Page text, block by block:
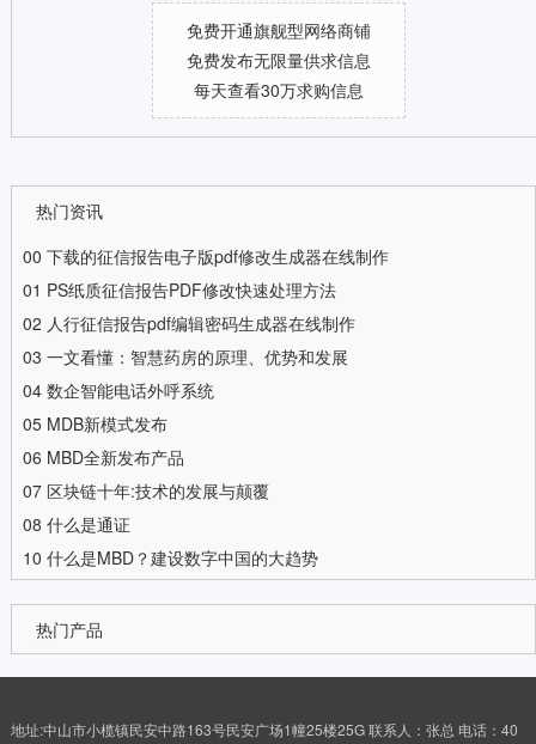
免费开通旗舰型网络商铺
免费发布无限量供求信息
每天查看30万求购信息
热门资讯
00 下载的征信报告电子版pdf修改生成器在线制作
01 PS纸质征信报告PDF修改快速处理方法
02 人行征信报告pdf编辑密码生成器在线制作
03 一文看懂：智慧药房的原理、优势和发展
04 数企智能电话外呼系统
05 MDB新模式发布
06 MBD全新发布产品
07 区块链十年:技术的发展与颠覆
08 什么是通证
10 什么是MBD？建设数字中国的大趋势
热门产品
地址:中山市小榄镇民安中路163号民安广场1幢25楼25G 联系人：张总 电话：40